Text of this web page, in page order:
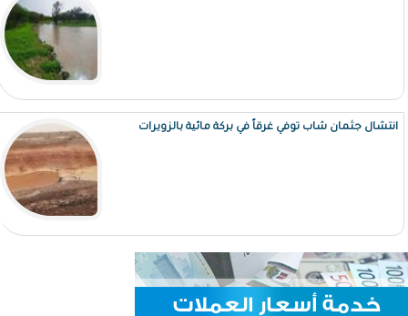
انتشال جثمان شاب توفي غرقاً في بركة مائية بالزويرات